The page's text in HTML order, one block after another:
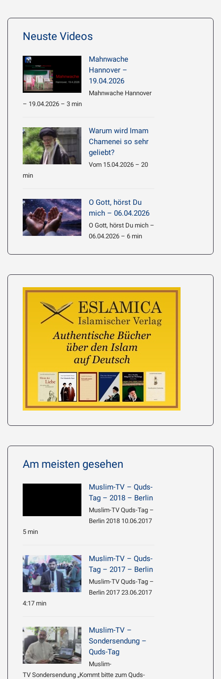
Neuste Videos
Mahnwache
Hannover –
19.04.2026
Mahnwache Hannover
– 19.04.2026 – 3 min
Warum wird Imam
Chamenei so sehr
geliebt?
Vom 15.04.2026 – 20
min
O Gott, hörst Du
mich – 06.04.2026
O Gott, hörst Du mich –
06.04.2026 – 6 min
Am meisten gesehen
Muslim-TV – Quds-
Tag – 2018 – Berlin
Muslim-TV Quds-Tag –
Berlin 2018 10.06.2017
5 min
Muslim-TV – Quds-
Tag – 2017 – Berlin
Muslim-TV Quds-Tag –
Berlin 2017 23.06.2017
4:17 min
Muslim-TV –
Sondersendung –
Quds-Tag
Muslim-
TV Sondersendung „Kommt bitte zum Quds-